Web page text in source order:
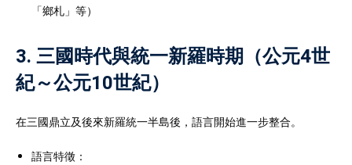
「鄉札」等）
3. 三國時代與統一新羅時期（公元4世
紀～公元10世紀）
在三國鼎立及後來新羅統一半島後，語言開始進一步整合。
語言特徵：